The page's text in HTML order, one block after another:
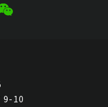
9-10